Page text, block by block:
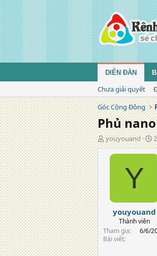
DIỄN ĐÀN
Chưa giải quyết
Góc Cộng Đồng
Phủ
T
á
youyouand
g
à
g
Y
youyouand
Thành viên
Tham gia
6/6/
Bài viết